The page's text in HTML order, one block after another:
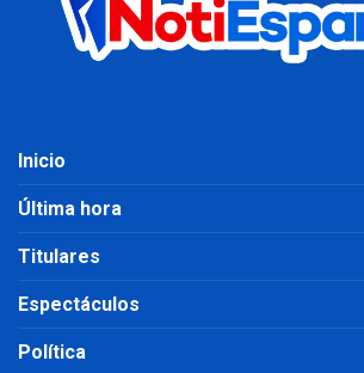
Inicio
Última hora
Titulares
Espectáculos
Política